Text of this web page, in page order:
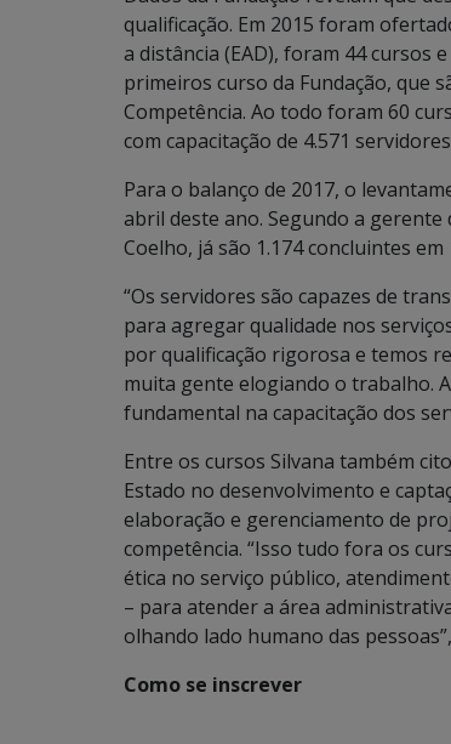
qualificação. Em 2015 foram
a distância (EAD), foram 44 cursos
primeiros curso da Fundação, que
Competência. Ao todo foram 60
com capacitação de 4.571
Para o balanço de 2017, o
abril deste ano. Segundo a gerente
Coelho, já são 1.174 concluintes
“Os servidores são capazes de
para agregar qualidade nos
por qualificação rigorosa e temos
muita gente elogiando o trabalho.
fundamental na capacitação dos
Entre os cursos Silvana também
Estado no desenvolvimento e
elaboração e gerenciamento de
competência. “Isso tudo fora os
ética no serviço público,
– para atender a área
olhando lado humano das
Como se inscrever